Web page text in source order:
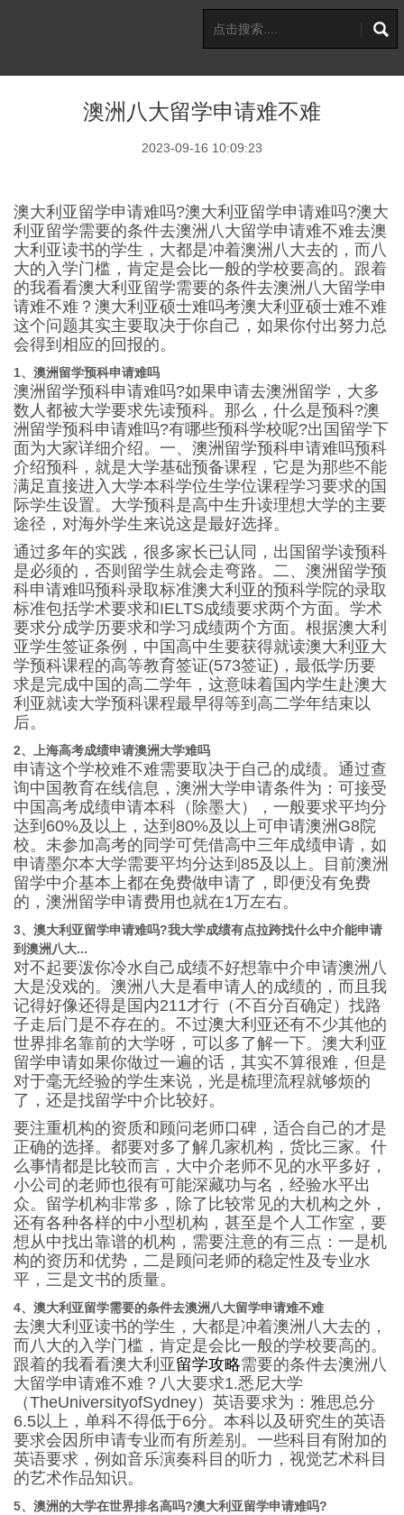
澳洲八大留学申请难不难
2023-09-16 10:09:23
澳大利亚留学申请难吗?澳大利亚留学申请难吗?澳大
利亚留学需要的条件去澳洲八大留学申请难不难去澳
大利亚读书的学生，大都是冲着澳洲八大去的，而八
大的入学门槛，肯定是会比一般的学校要高的。跟着
的我看看澳大利亚留学需要的条件去澳洲八大留学申
请难不难？澳大利亚硕士难吗考澳大利亚硕士难不难
这个问题其实主要取决于你自己，如果你付出努力总
会得到相应的回报的。
1、澳洲留学预科申请难吗
澳洲留学预科申请难吗?如果申请去澳洲留学，大多
数人都被大学要求先读预科。那么，什么是预科?澳
洲留学预科申请难吗?有哪些预科学校呢?出国留学下
面为大家详细介绍。一、澳洲留学预科申请难吗预科
介绍预科，就是大学基础预备课程，它是为那些不能
满足直接进入大学本科学位生学位课程学习要求的国
际学生设置。大学预科是高中生升读理想大学的主要
途径，对海外学生来说这是最好选择。
通过多年的实践，很多家长已认同，出国留学读预科
是必须的，否则留学生就会走弯路。二、澳洲留学预
科申请难吗预科录取标准澳大利亚的预科学院的录取
标准包括学术要求和IELTS成绩要求两个方面。学术
要求分成学历要求和学习成绩两个方面。根据澳大利
亚学生签证条例，中国高中生要获得就读澳大利亚大
学预科课程的高等教育签证(573签证)，最低学历要
求是完成中国的高二学年，这意味着国内学生赴澳大
利亚就读大学预科课程最早得等到高二学年结束以
后。
2、上海高考成绩申请澳洲大学难吗
申请这个学校难不难需要取决于自己的成绩。通过查
询中国教育在线信息，澳洲大学申请条件为：可接受
中国高考成绩申请本科（除墨大），一般要求平均分
达到60%及以上，达到80%及以上可申请澳洲G8院
校。未参加高考的同学可凭借高中三年成绩申请，如
申请墨尔本大学需要平均分达到85及以上。目前澳洲
留学中介基本上都在免费做申请了，即便没有免费
的，澳洲留学申请费用也就在1万左右。
3、澳大利亚留学申请难吗?我大学成绩有点拉跨找什么中介能申请
到澳洲八大...
对不起要泼你冷水自己成绩不好想靠中介申请澳洲八
大是没戏的。澳洲八大是看申请人的成绩的，而且我
记得好像还得是国内211才行（不百分百确定）找路
子走后门是不存在的。不过澳大利亚还有不少其他的
世界排名靠前的大学呀，可以多了解一下。澳大利亚
留学申请如果你做过一遍的话，其实不算很难，但是
对于毫无经验的学生来说，光是梳理流程就够烦的
了，还是找留学中介比较好。
要注重机构的资质和顾问老师口碑，适合自己的才是
正确的选择。都要对多了解几家机构，货比三家。什
么事情都是比较而言，大中介老师不见的水平多好，
小公司的老师也很有可能深藏功与名，经验水平出
众。留学机构非常多，除了比较常见的大机构之外，
还有各种各样的中小型机构，甚至是个人工作室，要
想从中找出靠谱的机构，需要注意的有三点：一是机
构的资历和优势，二是顾问老师的稳定性及专业水
平，三是文书的质量。
4、澳大利亚留学需要的条件去澳洲八大留学申请难不难
去澳大利亚读书的学生，大都是冲着澳洲八大去的，
而八大的入学门槛，肯定是会比一般的学校要高的。
跟着的我看看澳大利亚留学攻略需要的条件去澳洲八
大留学申请难不难？八大要求1.悉尼大学
（TheUniversityofSydney）英语要求为：雅思总分
6.5以上，单科不得低于6分。本科以及研究生的英语
要求会因所申请专业而有所差别。一些科目有附加的
英语要求，例如音乐演奏科目的听力，视觉艺术科目
的艺术作品知识。
5、澳洲的大学在世界排名高吗?澳大利亚留学申请难吗?